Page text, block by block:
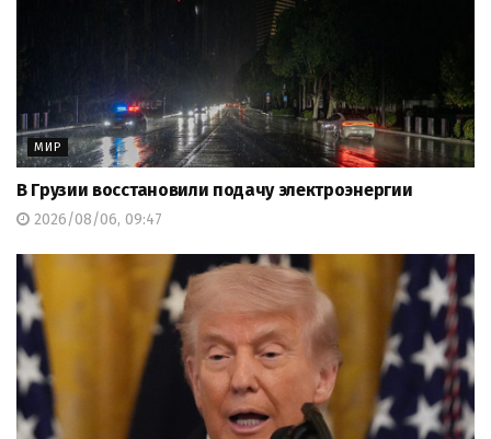
МИР
В Грузии восстановили подачу электроэнергии
2026/08/06, 09:47